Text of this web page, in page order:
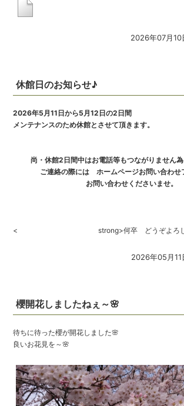
2026年07月10
休館日のお知らせ♪
2026年5月11日から5月12日の2日間
メンテナンスのため休館とさせて頂きます。
尚・休館2日間中はお電話等もつながりません
ご連絡の際には ホームページお問い合わせ
お問い合わせくださいませ。
< strong>何卒 どうぞよろ
2026年05月11
櫻開花しましたねぇ～🌸
待ちに待った櫻が開花しました🌸
良いお花見を～🌸